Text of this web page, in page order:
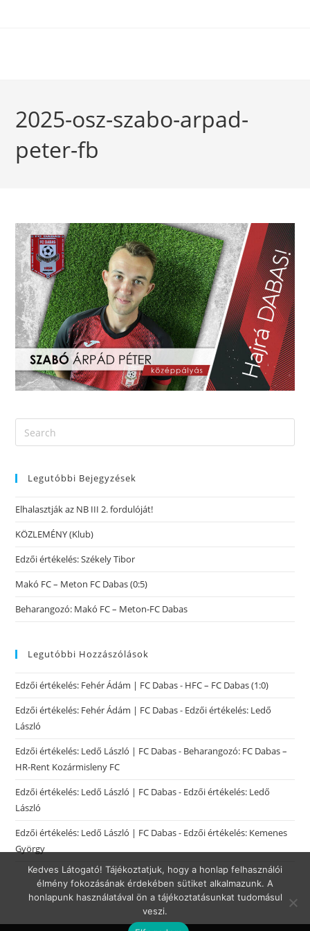
2025-osz-szabo-arpad-
peter-fb
Legutóbbi Bejegyzések
Elhalasztják az NB III 2. fordulóját!
KÖZLEMÉNY (Klub)
Edzői értékelés: Székely Tibor
Makó FC – Meton FC Dabas (0:5)
Beharangozó: Makó FC – Meton-FC Dabas
Legutóbbi Hozzászólások
Edzői értékelés: Fehér Ádám | FC Dabas- HFC – FC Dabas (1:0)
Edzői értékelés: Fehér Ádám | FC Dabas- Edzői értékelés: Ledő
László
Edzői értékelés: Ledő László | FC Dabas- Beharangozó: FC Dabas –
HR-Rent Kozármisleny FC
Edzői értékelés: Ledő László | FC Dabas- Edzői értékelés: Ledő
László
Edzői értékelés: Ledő László | FC Dabas- Edzői értékelés: Kemenes
György
Kedves Látogató! Tájékoztatjuk, hogy a honlap felhasználói
élmény fokozásának érdekében sütiket alkalmazunk. A
honlapunk használatával ön a tájékoztatásunkat tudomásul
veszi.